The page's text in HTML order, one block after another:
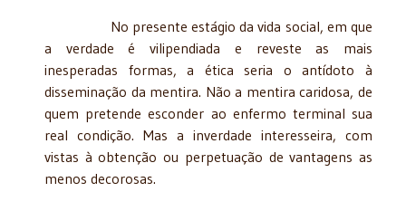
No presente estágio da vida social, em que
a verdade é vilipendiada e reveste as mais
inesperadas formas, a ética seria o antídoto à
disseminação da mentira. Não a mentira caridosa, de
quem pretende esconder ao enfermo terminal sua
real condição. Mas a inverdade interesseira, com
vistas à obtenção ou perpetuação de vantagens as
menos decorosas.